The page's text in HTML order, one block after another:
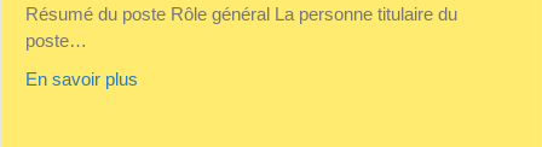
Résumé du poste Rôle général La personne titulaire du
poste…
En savoir plus